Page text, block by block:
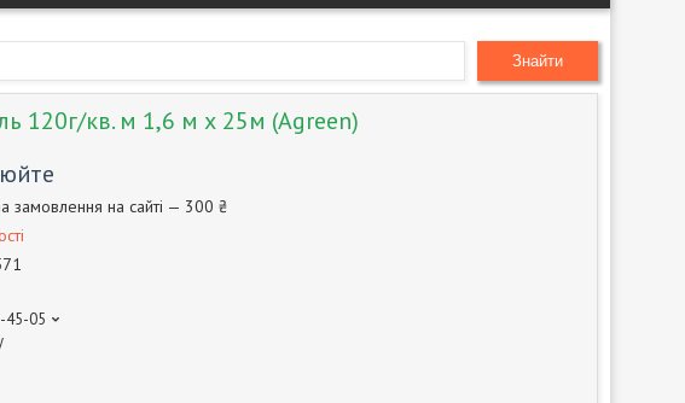
Знайти
120г/кв. м 1,6 м х 25м (Agreen)
замовлення на сайті — 300 ₴
45-05